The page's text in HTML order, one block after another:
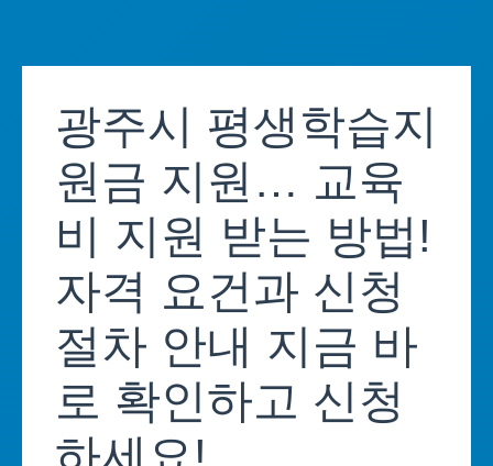
content광주시 평생학습지
원금 지원… 교육
비 지원 받는 방법!
자격 요건과 신청
절차 안내 지금 바
로 확인하고 신청
하세요!